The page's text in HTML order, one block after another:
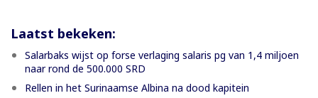
Laatst bekeken:
Salarbaks wijst op forse verlaging salaris pg van 1,4 miljoen
naar rond de 500.000 SRD
Rellen in het Surinaamse Albina na dood kapitein